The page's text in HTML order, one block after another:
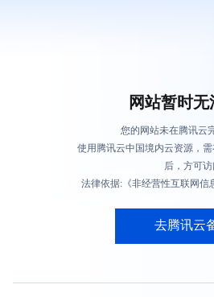
网站暂时无
您的网站未在腾讯云
使用腾讯云中国境内云资源，
后，方可访
法律依据:《非经营性互联网信
去腾讯云